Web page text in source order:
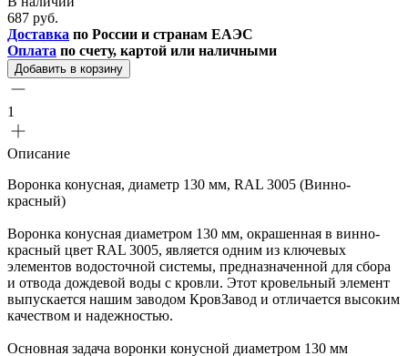
687 руб.
Доставка по России и странам ЕАЭС
Оплата по счету, картой или наличными
Добавить в корзину
1
Описание
Воронка конусная, диаметр 130 мм, RAL 3005 (Винно-
красный)
Воронка конусная диаметром 130 мм, окрашенная в винно-
красный цвет RAL 3005, является одним из ключевых
элементов водосточной системы, предназначенной для сбора
и отвода дождевой воды с кровли. Этот кровельный элемент
выпускается нашим заводом КровЗавод и отличается высоким
качеством и надежностью.
Основная задача воронки конусной диаметром 130 мм